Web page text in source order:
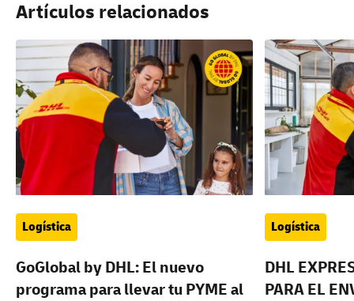
Artículos relacionados
Logística
GoGlobal by DHL: El nuevo
programa para llevar tu PYME al
Logística
DHL
PARA EL